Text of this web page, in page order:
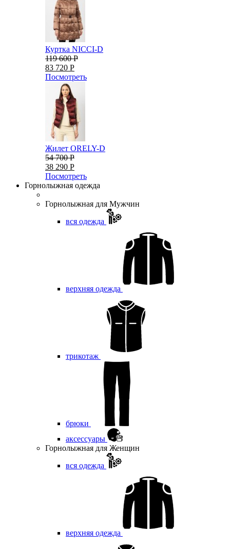
Куртка NICCI-D
119 600 Р
83 720 Р
Посмотреть
Жилет ORELY-D
54 700 Р
38 290 Р
Посмотреть
Горнолыжная одежда
Горнолыжная для Мужчин
вся одежда
верхняя одежда
трикотаж
брюки
аксессуары
Горнолыжная для Женщин
вся одежда
верхняя одежда